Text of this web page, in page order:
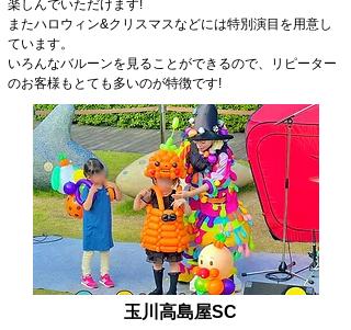
楽しんでいただけます!
またハロウィン&クリスマスなどには特別演目を用意し
ています。
​いろんなバルーンを見ることができるので、リピーター
のお客様もとても多いのが特徴です!
​玉川高島屋SC